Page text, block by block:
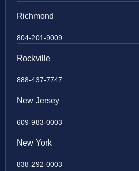
Richmond
804-201-9009
Rockville
888-437-7747
New Jersey
609-983-0003
New York
838-292-0003